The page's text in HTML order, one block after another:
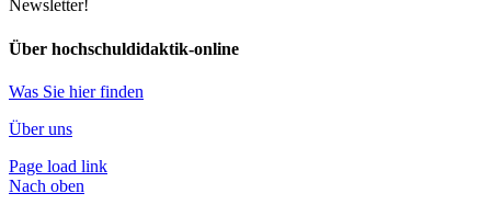
Newsletter!
Über hochschuldidaktik-online
Was Sie hier finden
Über uns
Page load link
Nach oben